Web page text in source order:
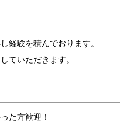
経験を積んでおります。
ていただきます。
た方歓迎！